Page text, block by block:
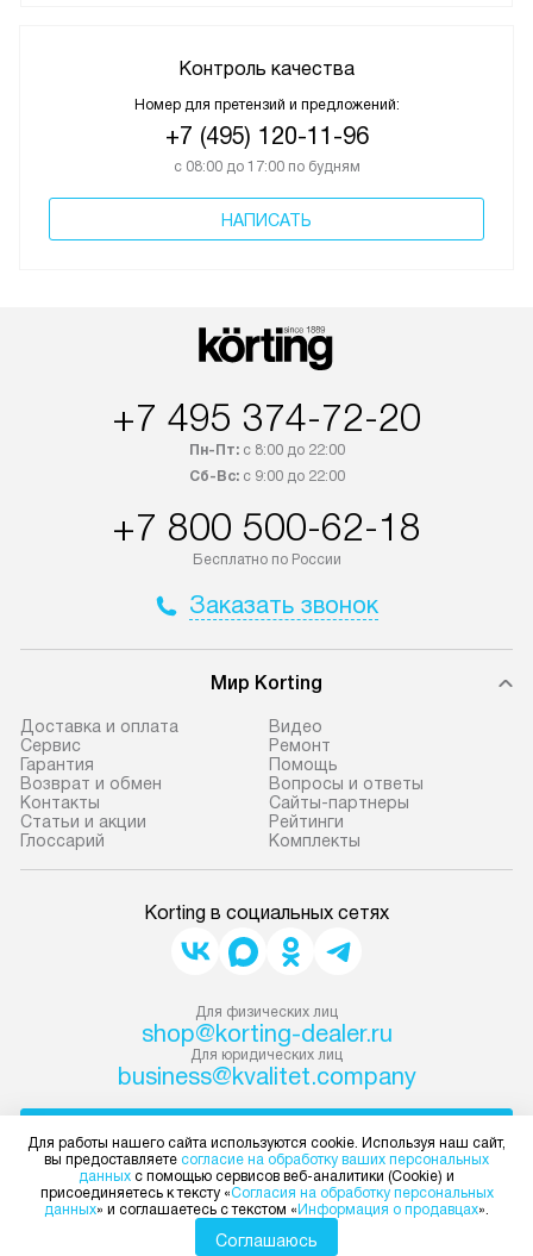
Контроль качества
Номер для претензий и предложений:
+7 (495) 120-11-96
с 08:00 до 17:00 по будням
НАПИСАТЬ
+7 495 374-72-20
Пн-Пт:с 8:00 до 22:00
Сб-Вс:с 9:00 до 22:00
+7 800 500-62-18
Бесплатно по России
Заказать звонок
Мир Korting
Доставка и оплата
Сервис
Гарантия
Возврат и обмен
Контакты
Статьи и акции
Глоссарий
Видео
Ремонт
Помощь
Вопросы и ответы
Сайты-партнеры
Рейтинги
Комплекты
Korting в социальных сетях
Для физических лиц
shop@korting-dealer.ru
Для юридических лиц
business@kvalitet.company
Политика конфиденциальности
Условия продажи
Карта сайта
Для работы нашего сайта используются cookie. Используя наш сайт,
вы предоставляете согласие на обработку ваших персональных
данных с помощью сервисов веб-аналитики (Cookie) и
присоединяетесь к тексту «Согласия на обработку персональных
данных» и соглашаетесь с текстом « Информация о продавцах».
Соглашаюсь